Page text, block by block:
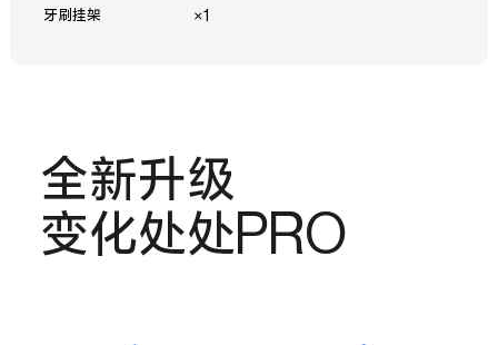
牙刷挂架 ×1
全新升级
变化处处PRO